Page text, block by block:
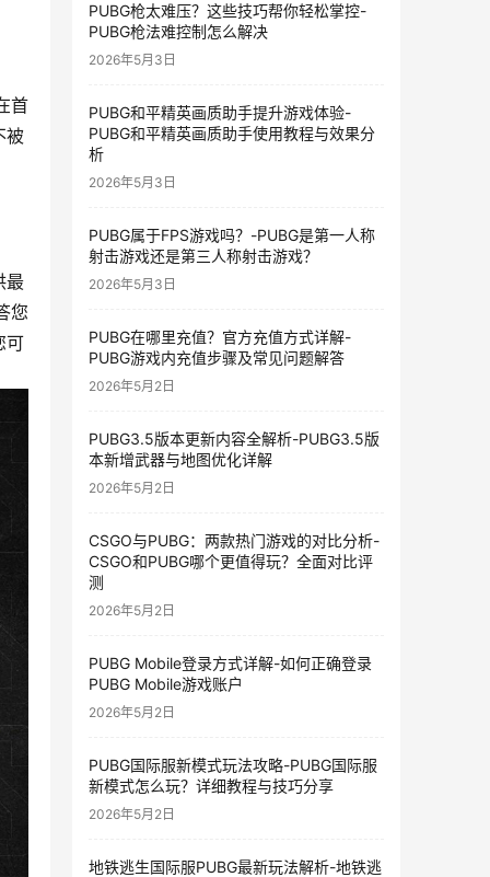
首
被
最
您
可
PUBG枪太难压？这些技巧帮你轻松掌控-
PUBG枪法难控制怎么解决
2026年5月3日
PUBG和平精英画质助手提升游戏体验-
PUBG和平精英画质助手使用教程与效果分
析
2026年5月3日
PUBG属于FPS游戏吗？-PUBG是第一人称
射击游戏还是第三人称射击游戏？
2026年5月3日
PUBG在哪里充值？官方充值方式详解-
PUBG游戏内充值步骤及常见问题解答
2026年5月2日
PUBG3.5版本更新内容全解析-PUBG3.5版
本新增武器与地图优化详解
2026年5月2日
CSGO与PUBG：两款热门游戏的对比分析-
CSGO和PUBG哪个更值得玩？全面对比评
测
2026年5月2日
PUBG Mobile登录方式详解-如何正确登录
PUBG Mobile游戏账户
2026年5月2日
PUBG国际服新模式玩法攻略-PUBG国际服
新模式怎么玩？详细教程与技巧分享
2026年5月2日
地铁逃生国际服PUBG最新玩法解析-地铁逃